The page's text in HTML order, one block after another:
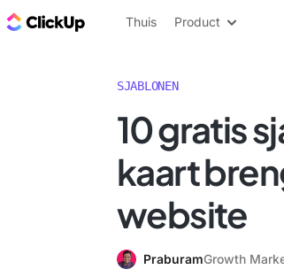
ClickUp Blog
Thuis Product
SJABLONEN
10 gratis
kaart
website
PraburamGrowth